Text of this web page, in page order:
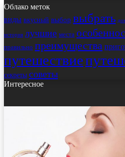
Облако меток
виды вкусный выбор выбрать
история лучшие места
правильно преимущества
путешествие
секреты советы
Интересное